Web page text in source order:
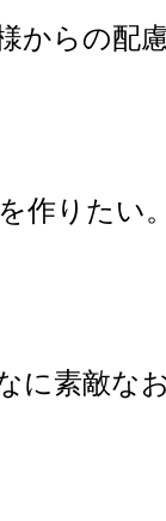
からの配
作りたい
に素敵な